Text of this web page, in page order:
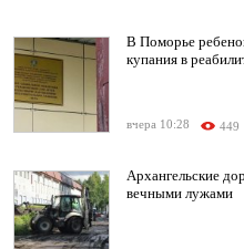
В Поморье
купания в
вчера 10:28 449
Архангельские
вечными лужами